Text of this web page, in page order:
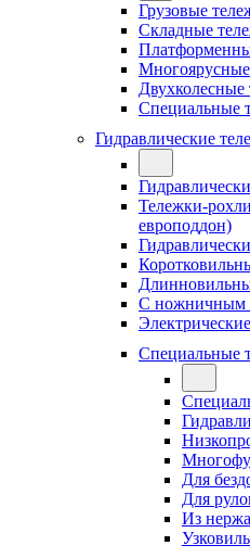
Грузовые
Складные
Двухколесные
Специальные
Гидравлические
Тележки-
европоддон)
С ножничным
Специальные
Для
Для
Из